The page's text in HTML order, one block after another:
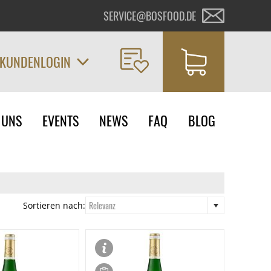
SERVICE@BOSFOOD.DE
KUNDENLOGIN
EVENTS NEWS FAQ BLOG
Sortieren nach: Relevanz